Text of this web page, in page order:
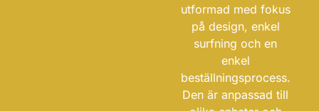
utformad med fokus
på design, enkel
surfning och en
enkel
beställningsprocess.
Den är anpassad till